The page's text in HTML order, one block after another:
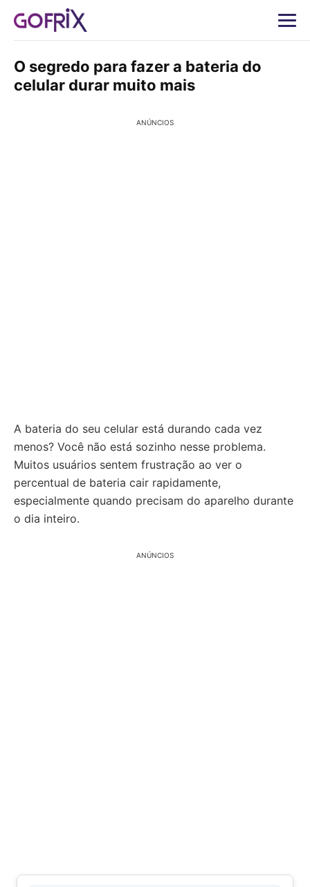
O segredo para fazer a bateria do
celular durar muito mais
ANÚNCIOS
A bateria do seu celular está durando cada vez
menos? Você não está sozinho nesse problema.
Muitos usuários sentem frustração ao ver o
percentual de bateria cair rapidamente,
especialmente quando precisam do aparelho durante
o dia inteiro.
ANÚNCIOS